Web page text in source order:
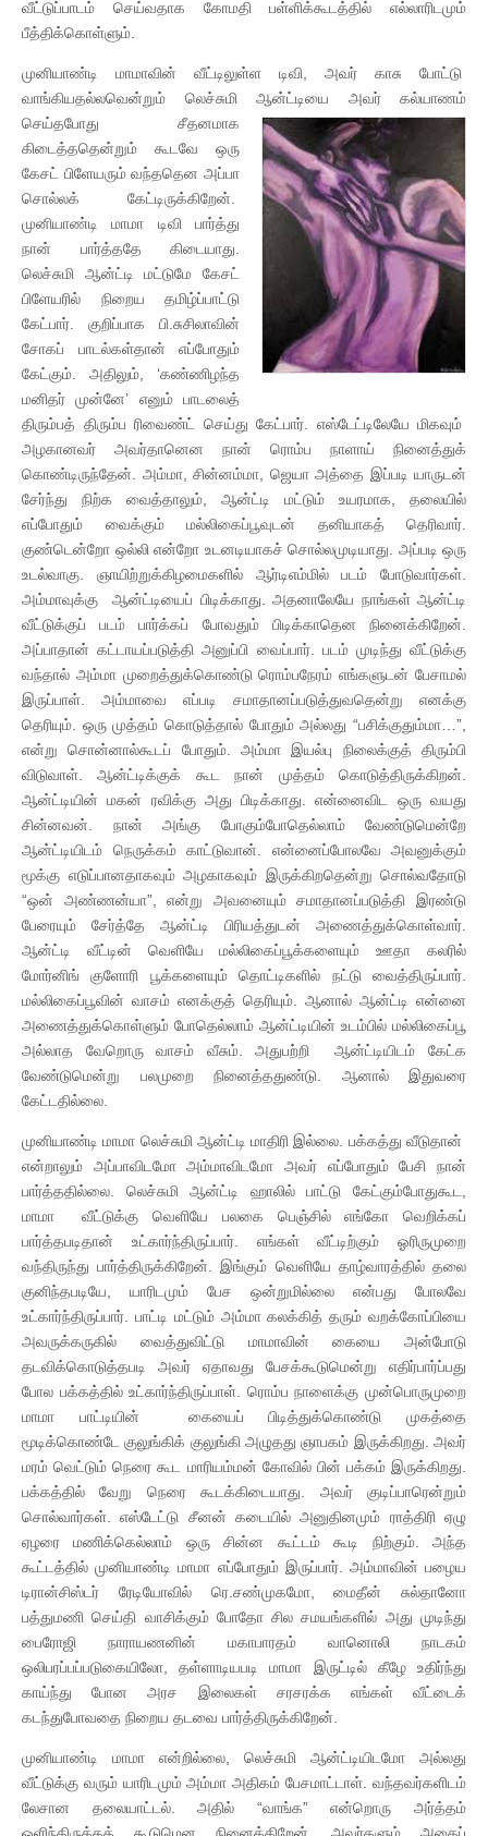
வீட்டுப்பாடம் செய்வதாக கோமதி பள்ளிக்கூடத்தில் எல்லாரிடமும்
பீத்திக்கொள்ளும்.
முனியாண்டி மாமாவின் வீட்டிலுள்ள டிவி, அவர் காசு போட்டு
வாங்கியதல்லவென்றும் லெச்சுமி ஆன்ட்டியை அவர் கல்யாணம்
செய்தபோது சீதனமாக
கிடைத்ததென்றும் கூடவே ஒரு
கேசட் பிளேயரும் வந்ததென அப்பா
சொல்லக் கேட்டிருக்கிறேன்.
முனியாண்டி மாமா டிவி பார்த்து
நான் பார்த்ததே கிடையாது.
லெச்சுமி ஆன்ட்டி மட்டுமே கேசட்
பிளேயரில் நிறைய தமிழ்ப்பாட்டு
கேட்பார். குறிப்பாக பி.சுசிலாவின்
சோகப் பாடல்கள்தான் எப்போதும்
கேட்கும். அதிலும், ‘கண்ணிழந்த
மனிதர் முன்னே’ எனும் பாடலைத்
திரும்பத் திரும்ப ரிவைண்ட் செய்து கேட்பார். எஸ்டேட்டிலேயே மிகவும்
அழகானவர் அவர்தானென நான் ரொம்ப நாளாய் நினைத்துக்
கொண்டிருந்தேன். அம்மா, சின்னம்மா, ஜெயா அத்தை இப்படி யாருடன்
சேர்ந்து நிற்க வைத்தாலும், ஆன்ட்டி மட்டும் உயரமாக, தலையில்
எப்போதும் வைக்கும் மல்லிகைப்பூவுடன் தனியாகத் தெரிவார்.
குண்டென்றோ ஒல்லி என்றோ உடனடியாகச் சொல்லமுடியாது. அப்படி ஒரு
உடல்வாகு. ஞாயிற்றுக்கிழமைகளில் ஆர்டிஎம்மில் படம் போடுவார்கள்.
அம்மாவுக்கு ஆன்ட்டியைப் பிடிக்காது. அதனாலேயே நாங்கள் ஆன்ட்டி
வீட்டுக்குப் படம் பார்க்கப் போவதும் பிடிக்காதென நினைக்கிறேன்.
அப்பாதான் கட்டாயப்படுத்தி அனுப்பி வைப்பார். படம் முடிந்து வீட்டுக்கு
வந்தால் அம்மா முறைத்துக்கொண்டு ரொம்பநேரம் எங்களுடன் பேசாமல்
இருப்பாள். அம்மாவை எப்படி சமாதானப்படுத்துவதென்று எனக்கு
தெரியும். ஒரு முத்தம் கொடுத்தால் போதும் அல்லது “பசிக்குதும்மா…”,
என்று சொன்னால்கூடப் போதும். அம்மா இயல்பு நிலைக்குத் திரும்பி
விடுவாள். ஆன்ட்டிக்குக் கூட நான் முத்தம் கொடுத்திருக்கிறன்.
ஆன்ட்டியின் மகன் ரவிக்கு அது பிடிக்காது. என்னைவிட ஒரு வயது
சின்னவன். நான் அங்கு போகும்போதெல்லாம் வேண்டுமென்றே
ஆன்ட்டியிடம் நெருக்கம் காட்டுவான். என்னைப்போலவே அவனுக்கும்
மூக்கு எடுப்பானதாகவும் அழகாகவும் இருக்கிறதென்று சொல்வதோடு
“ஒன் அண்ணன்யா”, என்று அவனையும் சமாதானப்படுத்தி இரண்டு
பேரையும் சேர்த்தே ஆன்ட்டி பிரியத்துடன் அணைத்துக்கொள்வார்.
ஆன்ட்டி வீட்டின் வெளியே மல்லிகைப்பூக்களையும் ஊதா கலரில்
மோர்னிங் குளோரி பூக்களையும் தொட்டிகளில் நட்டு வைத்திருப்பார்.
மல்லிகைப்பூவின் வாசம் எனக்குத் தெரியும். ஆனால் ஆன்ட்டி என்னை
அணைத்துக்கொள்ளும் போதெல்லாம் ஆன்ட்டியின் உடம்பில் மல்லிகைப்பூ
அல்லாத வேறொரு வாசம் வீசும். அதுபற்றி ஆன்ட்டியிடம் கேட்க
வேண்டுமென்று பலமுறை நினைத்ததுண்டு. ஆனால் இதுவரை
கேட்டதில்லை.
முனியாண்டி மாமா லெச்சுமி ஆன்ட்டி மாதிரி இல்லை. பக்கத்து வீடுதான்
என்றாலும் அப்பாவிடமோ அம்மாவிடமோ அவர் எப்போதும் பேசி நான்
பார்த்ததில்லை. லெச்சுமி ஆன்ட்டி ஹாலில் பாட்டு கேட்கும்போதுகூட,
மாமா வீட்டுக்கு வெளியே பலகை பெஞ்சில் எங்கோ வெறிக்கப்
பார்த்தபடிதான் உட்கார்ந்திருப்பார். எங்கள் வீட்டிற்கும் ஓரிருமுறை
வந்திருந்து பார்த்திருக்கிறேன். இங்கும் வெளியே தாழ்வாரத்தில் தலை
குனிந்தபடியே, யாரிடமும் பேச ஒன்றுமில்லை என்பது போலவே
உட்கார்ந்திருப்பார். பாட்டி மட்டும் அம்மா கலக்கித் தரும் வறக்கோப்பியை
அவருக்கருகில் வைத்துவிட்டு மாமாவின் கையை அன்போடு
தடவிக்கொடுத்தபடி அவர் ஏதாவது பேசக்கூடுமென்று எதிர்பார்ப்பது
போல பக்கத்தில் உட்கார்ந்திருப்பாள். ரொம்ப நாளைக்கு முன்பொருமுறை
மாமா பாட்டியின் கையைப் பிடித்துக்கொண்டு முகத்தை
மூடிக்கொண்டே குலுங்கிக் குலுங்கி அழுதது ஞாபகம் இருக்கிறது. அவர்
மரம் வெட்டும் நெரை கூட மாரியம்மன் கோவில் பின் பக்கம் இருக்கிறது.
பக்கத்தில் வேறு நெரை கூடக்கிடையாது. அவர் குடிப்பாரென்றும்
சொல்வார்கள். எஸ்டேட்டு சீனன் கடையில் அனுதினமும் ராத்திரி ஏழு
ஏழரை மணிக்கெல்லாம் ஒரு சின்ன கூட்டம் கூடி நிற்கும். அந்த
கூட்டத்தில் முனியாண்டி மாமா எப்போதும் இருப்பார். அம்மாவின் பழைய
டிரான்சிஸ்டர் ரேடியோவில் ரெ.சண்முகமோ, மைதீன் சுல்தானோ
பத்துமணி செய்தி வாசிக்கும் போதோ சில சமயங்களில் அது முடிந்து
பைரோஜி நாராயணனின் மகாபாரதம் வானொலி நாடகம்
ஒலிபரப்பப்படுகையிலோ, தள்ளாடியபடி மாமா இருட்டில் கீழே உதிர்ந்து
காய்ந்து போன அரச இலைகள் சரசரக்க எங்கள் வீட்டைக்
கடந்துபோவதை நிறைய தடவை பார்த்திருக்கிறேன்.
முனியாண்டி மாமா என்றில்லை, லெச்சுமி ஆன்ட்டியிடமோ அல்லது
வீட்டுக்கு வரும் யாரிடமும் அம்மா அதிகம் பேசமாட்டாள். வந்தவர்களிடம்
லேசான தலையாட்டல். அதில் “வாங்க” என்றொரு அர்த்தம்